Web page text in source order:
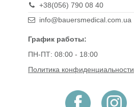
+38(056) 790 08 40
info@bauersmedical.com.ua
График работы:
ПН-ПТ: 08:00 - 18:00
Политика конфиденциальности